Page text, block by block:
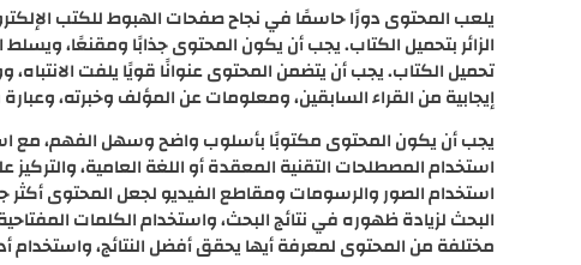
يلعب المحتوى دورًا حاسمًا في نجاح صفحات الهبوط للكتب
الزائر بتحميل الكتاب. يجب أن يكون المحتوى جذابًا ومقنعًا،
تحميل الكتاب. يجب أن يتضمن المحتوى عنوانًا قويًا يلفت
إيجابية من القراء السابقين، ومعلومات عن المؤلف وخبرته،
يجب أن يكون المحتوى مكتوبًا بأسلوب واضح وسهل الفهم، مع
استخدام المصطلحات التقنية المعقدة أو اللغة العامية،
استخدام الصور والرسومات ومقاطع الفيديو لجعل المحتوى
البحث لزيادة ظهوره في نتائج البحث، واستخدام الكلمات
مختلفة من المحتوى لمعرفة أيها يحقق أفضل النتائج، واستخدام